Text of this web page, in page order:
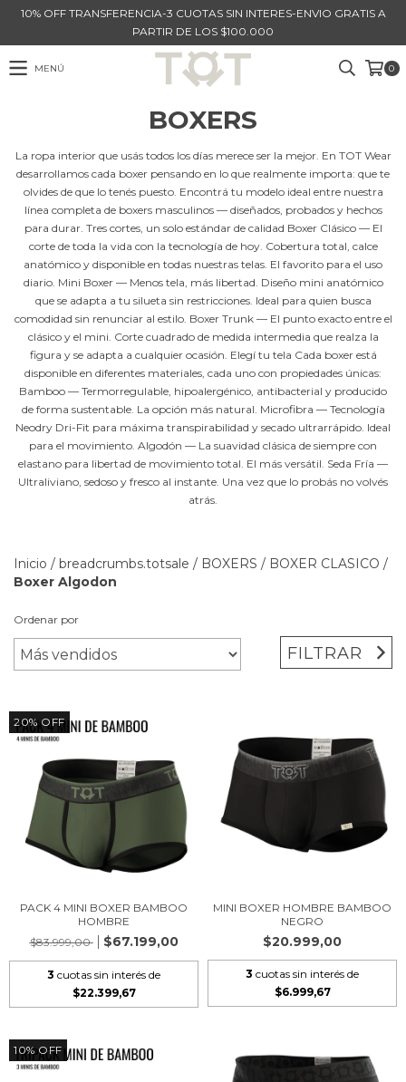
10% OFF TRANSFERENCIA-3 CUOTAS SIN INTERES-ENVIO GRATIS A
PARTIR DE LOS $100.000
MENÚ 0
BOXERS
La ropa interior que usás todos los días merece ser la mejor. En TOT Wear
desarrollamos cada boxer pensando en lo que realmente importa: que te
olvides de que lo tenés puesto. Encontrá tu modelo ideal entre nuestra
línea completa de boxers masculinos — diseñados, probados y hechos
para durar. Tres cortes, un solo estándar de calidad Boxer Clásico — El
corte de toda la vida con la tecnología de hoy. Cobertura total, calce
anatómico y disponible en todas nuestras telas. El favorito para el uso
diario. Mini Boxer — Menos tela, más libertad. Diseño mini anatómico
que se adapta a tu silueta sin restricciones. Ideal para quien busca
comodidad sin renunciar al estilo. Boxer Trunk — El punto exacto entre el
clásico y el mini. Corte cuadrado de medida intermedia que realza la
figura y se adapta a cualquier ocasión. Elegí tu tela Cada boxer está
disponible en diferentes materiales, cada uno con propiedades únicas:
Bamboo — Termorregulable, hipoalergénico, antibacterial y producido
de forma sustentable. La opción más natural. Microfibra — Tecnología
Neodry Dri-Fit para máxima transpirabilidad y secado ultrarrápido. Ideal
para el movimiento. Algodón — La suavidad clásica de siempre con
elastano para libertad de movimiento total. El más versátil. Seda Fría —
Ultraliviano, sedoso y fresco al instante. Una vez que lo probás no volvés
atrás.
Inicio / breadcrumbs.totsale / BOXERS / BOXER CLASICO /
Boxer Algodon
Ordenar por
FILTRAR
20%OFF
PACK 4 MINI BOXER BAMBOO
HOMBRE
$83.999,00
$67.199,00
3 cuotas sin interés de
$22.399,67
MINI BOXER HOMBRE BAMBOO
NEGRO
$20.999,00
3 cuotas sin interés de
$6.999,67
10%OFF